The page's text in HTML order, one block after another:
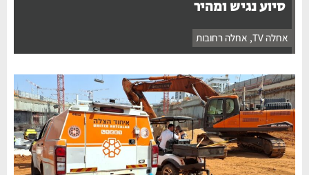
סיוע נגיש ומהיר
אחלה TV , אחלה רחובות